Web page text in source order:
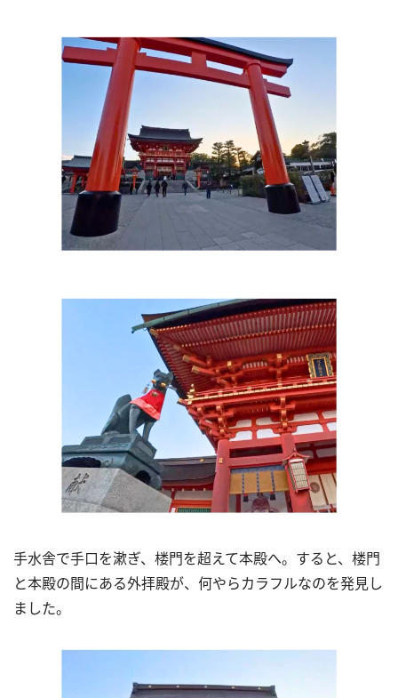
手水舎で手口を漱ぎ、楼門を超えて本殿へ。すると、楼門
と本殿の間にある外拝殿が、何やらカラフルなのを発見し
ました。